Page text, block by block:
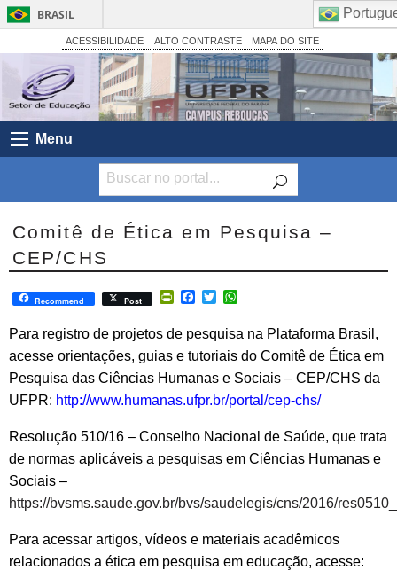
BRASIL
Simplifique!
Comunica BR
Participe
Acesso à informação
Canais
ACESSIBILIDADE ALTO CONTRASTE MAPA DO SITE
Menu
Comitê de Ética em Pesquisa –
CEP/CHS
Recommend Post PrintFriendly
Facebook
Twitter
Para registro de projetos de pesquisa na Plataforma Brasil,
acesse orientações, guias e tutoriais do Comitê de Ética em
Pesquisa das Ciências Humanas e Sociais – CEP/CHS da
UFPR: http://www.humanas.ufpr.br/portal/cep-chs/
Resolução 510/16 – Conselho Nacional de Saúde, que trata
de normas aplicáveis a pesquisas em Ciências Humanas e
Sociais –
https://bvsms.saude.gov.br/bvs/saudelegis/cns/2016/
Para acessar artigos, vídeos e materiais acadêmicos
relacionados a ética em pesquisa em educação, acesse: